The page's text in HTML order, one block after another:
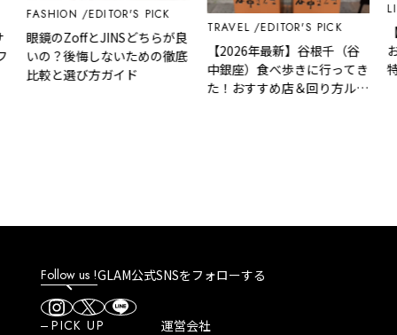
EDITOR'S PICK
のZoffとJINSどちらが良
？後悔しないための徹底
と選び方ガイド
TRAVEL EDITOR'S PICK
【2026年最新】谷根千（谷
中銀座）食べ歩きに行ってき
た！おすすめ店＆回り方ルー
【
おすす
特別な
リスト
Follow us !GLAM公式SNSをフォローする
PICK UP 運営会社